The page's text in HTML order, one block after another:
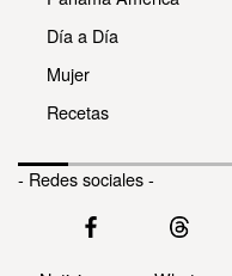
Día a Día
Mujer
Recetas
- Redes sociales -